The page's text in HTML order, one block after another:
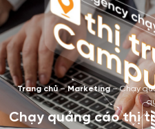
Trang chủ–Marketing–Chạy
Chạy quảng cáo thị